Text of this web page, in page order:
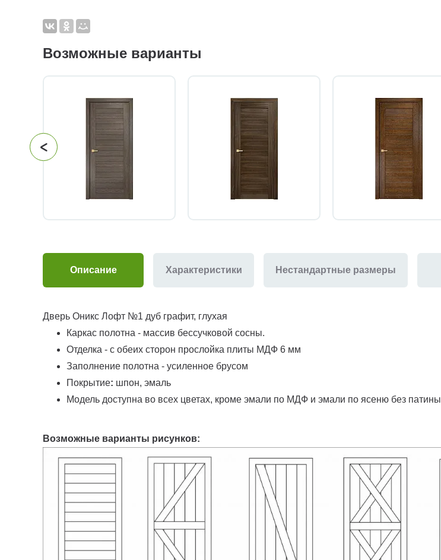
Возможные варианты
Описание Характеристики Нестандартные размеры
Дверь Оникс Лофт №1 дуб графит, глухая
Каркас полотна - массив бессучковой сосны.
Отделка - с обеих сторон прослойка плиты МДФ 6 мм
Заполнение полотна - усиленное брусом
Покрытие: шпон, эмаль
Модель доступна во всех цветах, кроме эмали по МДФ и эмали по ясеню без патины
Возможные варианты рисунков: